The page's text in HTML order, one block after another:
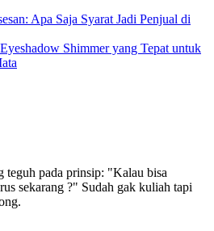
Apa Saja Syarat Jadi Penjual di
Shimmer yang Tepat untuk
teguh pada prinsip: "Kalau bisa
sekarang ?" Sudah gak kuliah tapi